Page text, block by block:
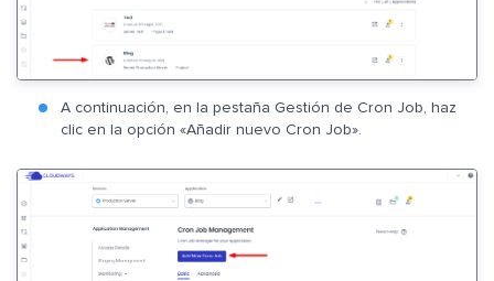
A continuación, en la pestaña Gestión de Cron Job, haz
clic en la opción «Añadir nuevo Cron Job».